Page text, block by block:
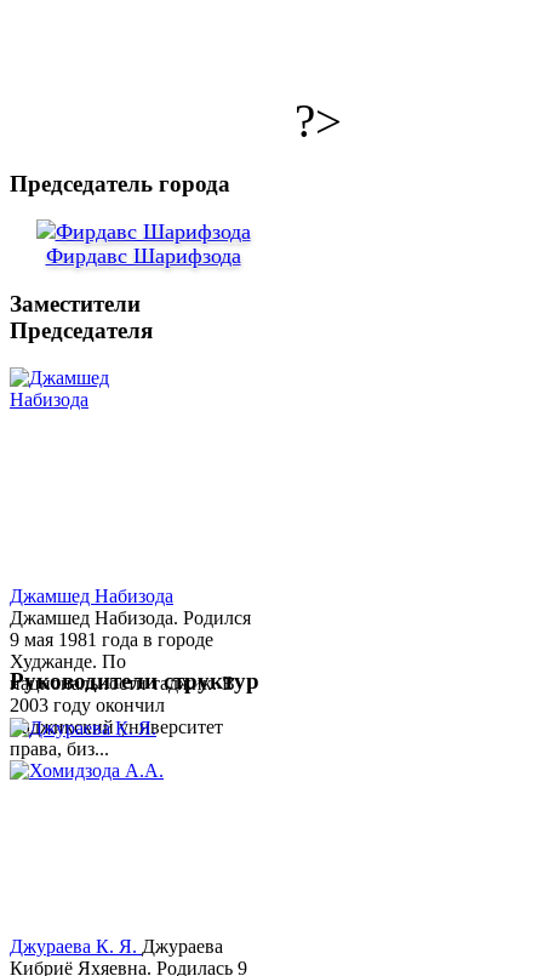
?>
Председатель города
Фирдавс Шарифзода
Заместители
Председателя
Джамшед Набизода
Джамшед Набизода. Родился
9 мая 1981 года в городе
Худжанде. По
национальности таджик. В
2003 году окончил
Таджикский университет
права, биз...
Руководители структур
Джураева К. Я. Джураева
Кибриё Яхяевна. Родилась 9